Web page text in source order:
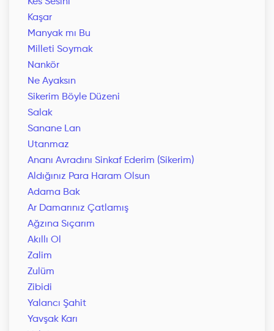
Kaşar
Manyak mı Bu
Milleti Soymak
Nankör
Ne Ayaksın
Sikerim Böyle Düzeni
Salak
Sanane Lan
Utanmaz
Ananı Avradını Sinkaf Ederim (Sikerim)
Aldığınız Para Haram Olsun
Adama Bak
Ar Damarınız Çatlamış
Ağzına Sıçarım
Akıllı Ol
Zalim
Zulüm
Zibidi
Yalancı Şahit
Yavşak Karı